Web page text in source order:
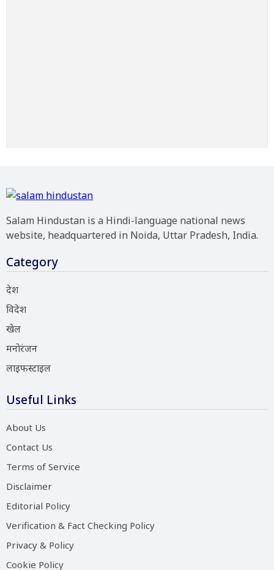
Salam Hindustan is a Hindi-language national news
website, headquartered in Noida, Uttar Pradesh, India.
Category
देश
विदेश
खेल
मनोरंजन
लाइफस्टाइल
Useful Links
About Us
Contact Us
Terms of Service
Disclaimer
Editorial Policy
Verification & Fact Checking Policy
Privacy & Policy
Cookie Policy